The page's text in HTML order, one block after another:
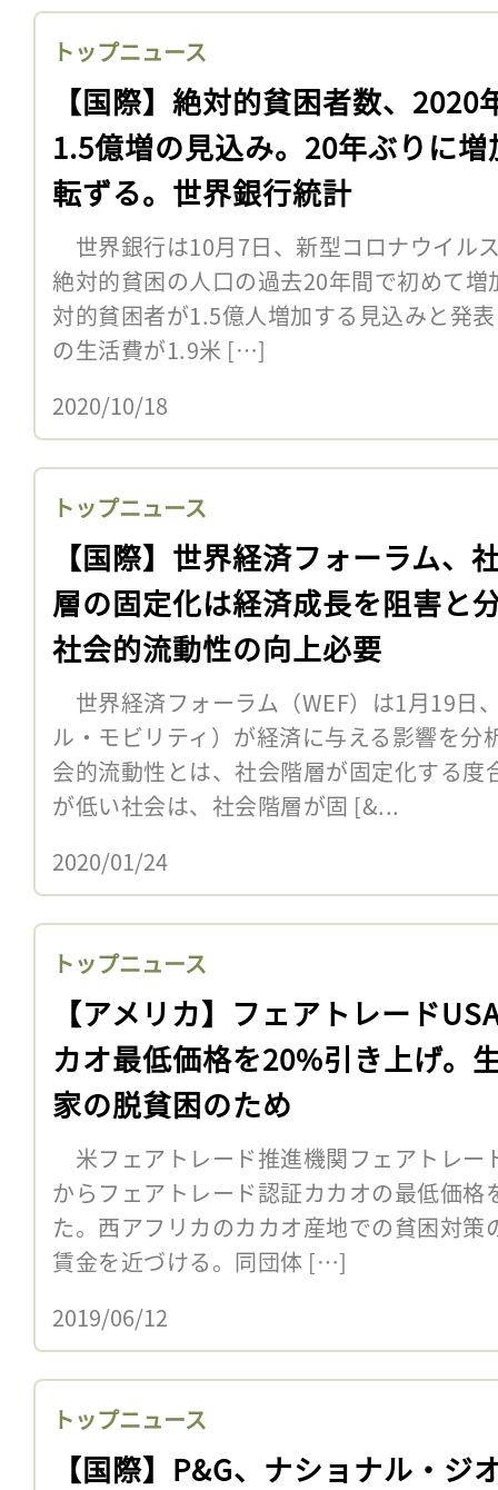
トップニュース
【国際】絶対的貧困者数、2020
1.5億増の見込み。20年ぶりに増
転ずる。世界銀行統計
世界銀行は10月7日、新型コロナウイル
絶対的貧困の人口の過去20年間で初めて
対的貧困者が1.5億人増加する見込みと発
の生活費が1.9米 […]
2020/10/18
トップニュース
【国際】世界経済フォーラム、
層の固定化は経済成長を阻害と
社会的流動性の向上必要
世界経済フォーラム（WEF）は1月19日
ル・モビリティ）が経済に与える影響を分
会的流動性とは、社会階層が固定化する度
が低い社会は、社会階層が固 [&...
2020/01/24
トップニュース
【アメリカ】フェアトレード
カオ最低価格を20%引き上げ。
家の脱貧困のため
米フェアトレード推進機関フェアトレー
からフェアトレード認証カカオの最低価
た。西アフリカのカカオ産地での貧困対
賃金を近づける。同団体 […]
2019/06/12
トップニュース
【国際】P&G、ナショナル・ジ